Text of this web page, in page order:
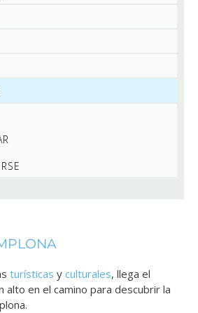
turísticas y culturales, llega el
alto en el camino para descubrir la